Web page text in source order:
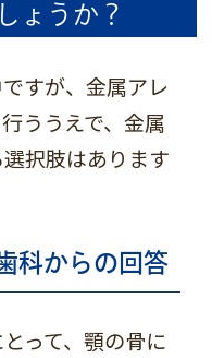
ょうか？
すが、金属アレ
ううえで、金属
択肢はあります
科からの回答
って、顎の骨に